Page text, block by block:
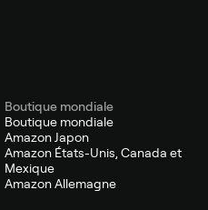
Boutique mondiale
Boutique mondiale
Amazon Japon
Amazon États-Unis, Canada et
Mexique
Amazon Allemagne